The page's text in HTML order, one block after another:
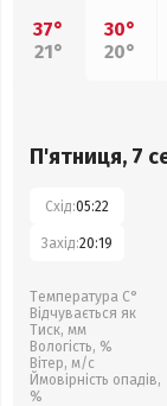
37°
21°
30°
20°
П'ятниця, 7
Схід:05:22
Захід:20:19
Температура С°
Відчувається як
Тиск, мм
Вологість, %
Вітер, м/с
Ймовірність опадів,
%